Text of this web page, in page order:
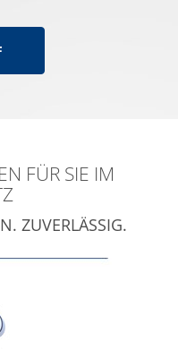
FÜR SIE IM
ZUVERLÄSSIG.